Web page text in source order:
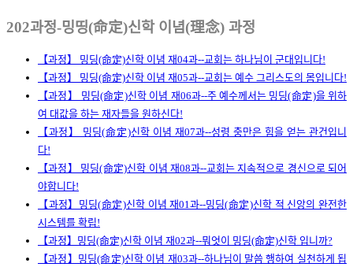
202과정-밍띵(命定)신학 이념(理念) 과정
【과정】 밍딩(命定)신학 이념 재04과--교회는 하나님이 군대입니다!
【과정】 밍딩(命定)신학 이념 재05과--교회는 예수 그리스도의 몸입니다!
【과정】 밍딩(命定)신학 이념 재06과--주 예수께서는 밍딩(命定)을 위하
여 대값을 하는 재자들을 원하신다!
【과정】 밍딩(命定)신학 이념 재07과--성령 충만은 힘을 얻는 관건입니
다!
【과정】 밍딩(命定)신학 이념 재08과--교회는 지속적으로 경신으로 되어
야합니다!
【과정】밍딩(命定)신학 이념 재01과--밍딩(命定)신학 적 신앙의 완전한
시스템를 확립!
【과정】밍딩(命定)신학 이념 재02과--뭐엇이 밍딩(命定)신학 입니까?
【과정】밍딩(命定)신학 이념 재03과--하나님이 말씀 행하여 실천하게 됩